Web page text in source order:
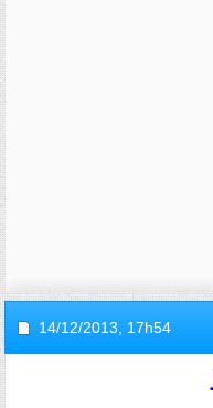
14/12/2013, 17h54